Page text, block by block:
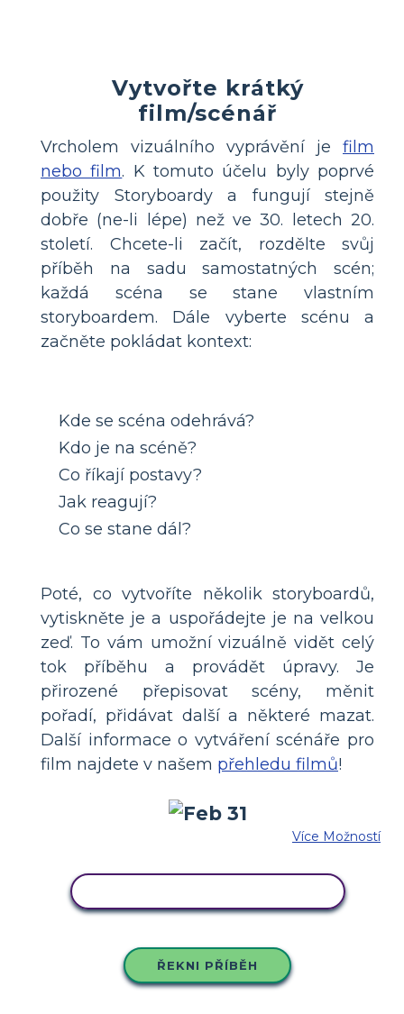
Vytvořte krátký
film/scénář
Vrcholem vizuálního vyprávění je film
nebo film. K tomuto účelu byly poprvé
použity Storyboardy a fungují stejně
dobře (ne-li lépe) než ve 30. letech 20.
století. Chcete-li začít, rozdělte svůj
příběh na sadu samostatných scén;
každá scéna se stane vlastním
storyboardem. Dále vyberte scénu a
začněte pokládat kontext:
Kde se scéna odehrává?
Kdo je na scéně?
Co říkají postavy?
Jak reagují?
Co se stane dál?
Poté, co vytvoříte několik storyboardů,
vytiskněte je a uspořádejte je na velkou
zeď. To vám umožní vizuálně vidět celý
tok příběhu a provádět úpravy. Je
přirozené přepisovat scény, měnit
pořadí, přidávat další a některé mazat.
Další informace o vytváření scénáře pro
film najdete v našem přehledu filmů!
Více Možností
ŘEKNI PŘÍBĚH